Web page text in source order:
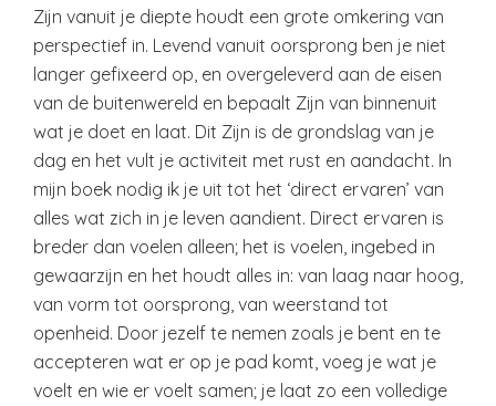
Zijn vanuit je diepte houdt een grote omkering van
perspectief in. Levend vanuit oorsprong ben je niet
langer gefixeerd op, en overgeleverd aan de eisen
van de buitenwereld en bepaalt Zijn van binnenuit
wat je doet en laat. Dit Zijn is de grondslag van je
dag en het vult je activiteit met rust en aandacht. In
mijn boek nodig ik je uit tot het ‘direct ervaren’ van
alles wat zich in je leven aandient. Direct ervaren is
breder dan voelen alleen; het is voelen, ingebed in
gewaarzijn en het houdt alles in: van laag naar hoog,
van vorm tot oorsprong, van weerstand tot
openheid. Door jezelf te nemen zoals je bent en te
accepteren wat er op je pad komt, voeg je wat je
voelt en wie er voelt samen; je laat zo een volledige